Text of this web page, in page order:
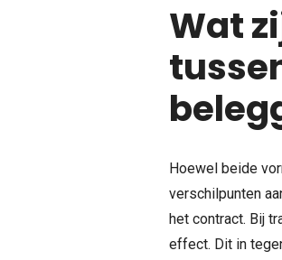
Wat
Hoewel beide
verschilpunten
het contract. Bij
effect. Dit in